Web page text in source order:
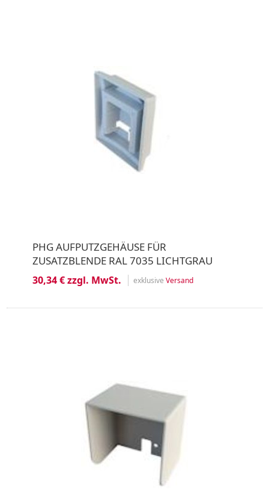
PHG AUFPUTZGEHÄUSE FÜR
ZUSATZBLENDE RAL 7035 LICHTGRAU
30,34 € zzgl. MwSt. exklusive Versand